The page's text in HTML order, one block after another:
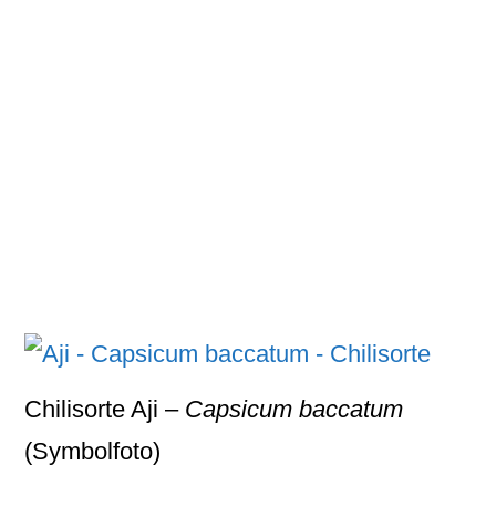
Chilisorte Aji – Capsicum baccatum
(Symbolfoto)